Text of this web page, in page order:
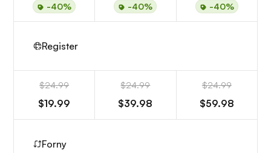
-40% -40% -40%
Register
$24.99
$19.99
$24.99
$39.98
$24.99
$59.98
Forny